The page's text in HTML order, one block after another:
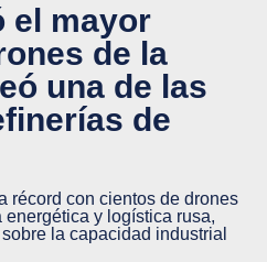
el mayor
de la
una de las
de
récord con cientos de drones
y logística rusa,
la capacidad industrial